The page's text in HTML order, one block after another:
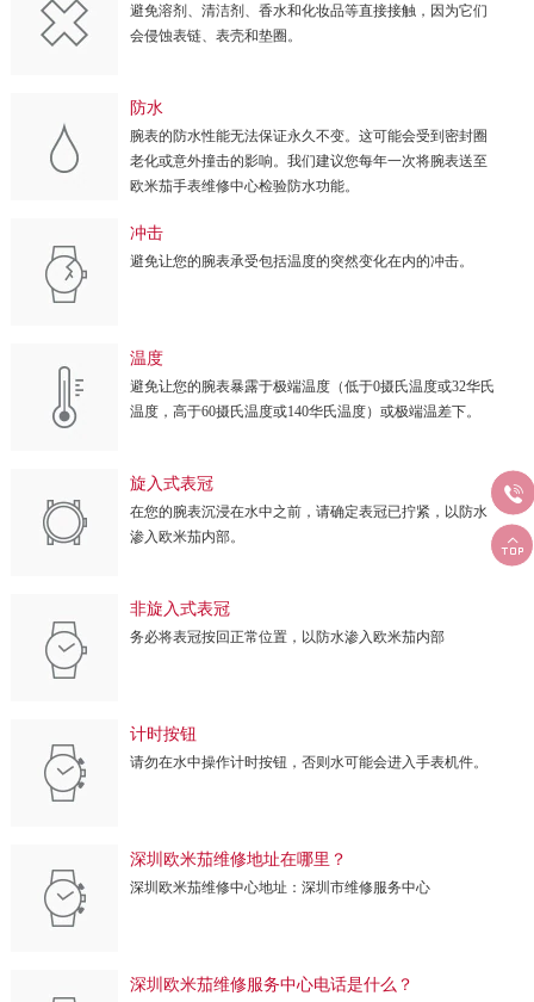
避免溶剂、清洁剂、香水和化妆品等直接接触，因为它们
会侵蚀表链、表壳和垫圈。
防水
腕表的防水性能无法保证永久不变。这可能会受到密封圈
老化或意外撞击的影响。我们建议您每年一次将腕表送至
欧米茄手表维修中心检验防水功能。
冲击
避免让您的腕表承受包括温度的突然变化在内的冲击。
温度
避免让您的腕表暴露于极端温度（低于0摄氏温度或32华氏
温度，高于60摄氏温度或140华氏温度）或极端温差下。
旋入式表冠
在您的腕表沉浸在水中之前，请确定表冠已拧紧，以防水
渗入欧米茄内部。
非旋入式表冠
务必将表冠按回正常位置，以防水渗入欧米茄内部
计时按钮
请勿在水中操作计时按钮，否则水可能会进入手表机件。
深圳欧米茄维修地址在哪里？
深圳欧米茄维修中心地址：深圳市维修服务中心
深圳欧米茄维修服务中心电话是什么？

